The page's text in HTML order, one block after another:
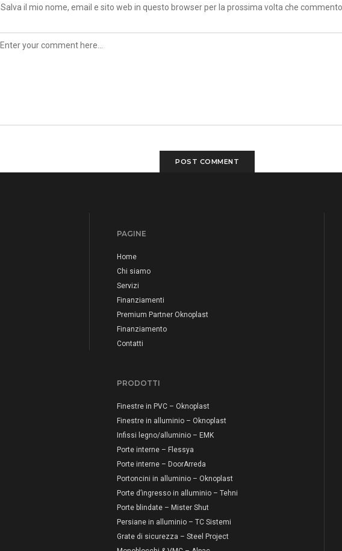
Salva il mio nome, email e sito web in questo browser per la prossima volta che commento.
PAGINE
Home
Chi siamo
Servizi
Finanziamenti
Premium Partner Oknoplast
Finanziamento
Contatti
PRODOTTI
Finestre in PVC – Oknoplast
Finestre in alluminio – Oknoplast
Infissi legno/alluminio – EMK
Porte interne – Flessya
Porte interne – DoorArreda
Portoncini in alluminio – Oknoplast
Porte d’ingresso in alluminio – Tehni
Porte blindate – Mister Shut
Persiane in alluminio – TC Sistemi
Grate di sicurezza – Steel Project